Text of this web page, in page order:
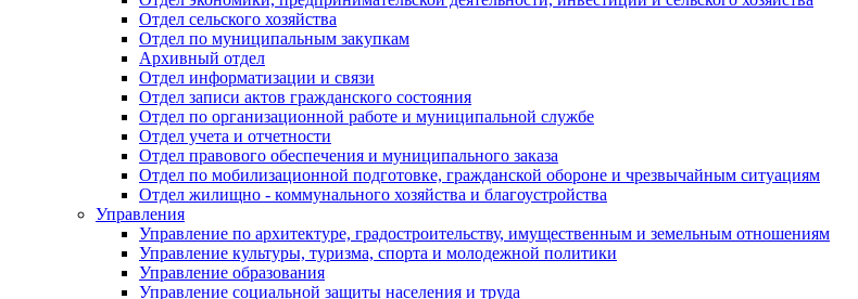
Отдел сельского хозяйства
Отдел по муниципальным закупкам
Архивный отдел
Отдел информатизации и связи
Отдел записи актов гражданского состояния
Отдел по организационной работе и муниципальной службе
Отдел учета и отчетности
Отдел правового обеспечения и муниципального заказа
Отдел по мобилизационной подготовке, гражданской обороне и чрезвычайным ситуациям
Отдел жилищно - коммунального хозяйства и благоустройства
Управления
Управление по архитектуре, градостроительству, имущественным и земельным отношениям
Управление культуры, туризма, спорта и молодежной политики
Управление образования
Управление социальной защиты населения и труда